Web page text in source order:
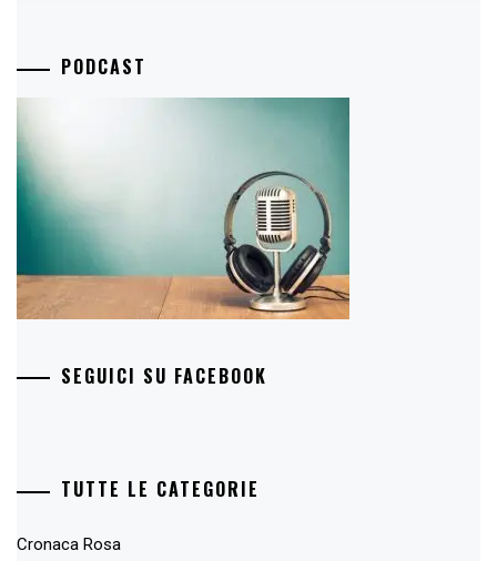
PODCAST
SEGUICI SU FACEBOOK
TUTTE LE CATEGORIE
Cronaca Rosa